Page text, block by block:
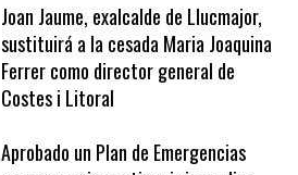
Joan Jaume, exalcalde de Llucmajor,
sustituirá a la cesada Maria Joaquina
Ferrer como director general de
Costes i Litoral
Aprobado un Plan de Emergencias